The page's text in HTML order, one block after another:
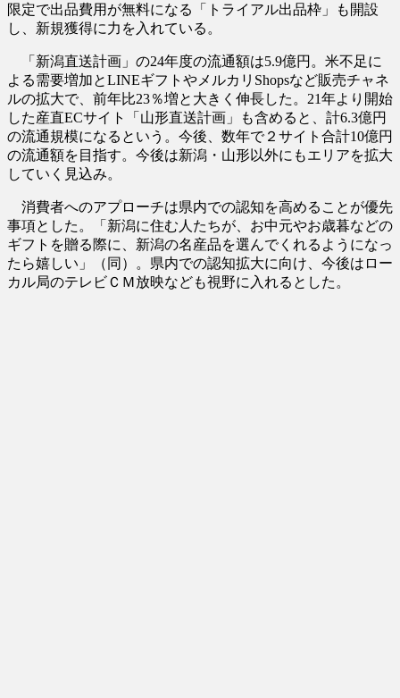
限定で出品費用が無料になる「トライアル出品枠」も開設
し、新規獲得に力を入れている。
「新潟直送計画」の24年度の流通額は5.9億円。米不足に
よる需要増加とLINEギフトやメルカリShopsなど販売チャネ
ルの拡大で、前年比23％増と大きく伸長した。21年より開始
した産直ECサイト「山形直送計画」も含めると、計6.3億円
の流通規模になるという。今後、数年で２サイト合計10億円
の流通額を目指す。今後は新潟・山形以外にもエリアを拡大
していく見込み。
消費者へのアプローチは県内での認知を高めることが優先
事項とした。「新潟に住む人たちが、お中元やお歳暮などの
ギフトを贈る際に、新潟の名産品を選んでくれるようになっ
たら嬉しい」（同）。県内での認知拡大に向け、今後はロー
カル局のテレビＣＭ放映なども視野に入れるとした。